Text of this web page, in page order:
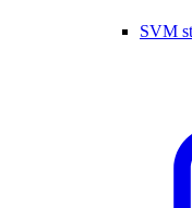
SVM